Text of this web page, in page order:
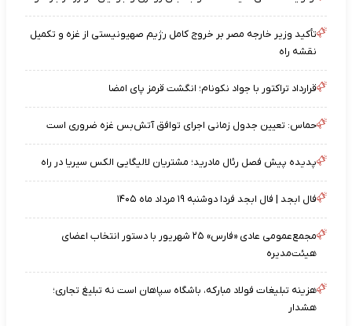
تأکید وزیر خارجه مصر بر خروج کامل رژیم صهیونیستی از غزه و تکمیل
نقشه راه
قرارداد تراکتور با جواد نکونام؛ انگشت قرمز پای امضا
حماس: تعیین جدول زمانی اجرای توافق آتش‌بس غزه ضروری است
پدیده پیش فصل رئال مادرید؛ مشتریان لالیگایی الکس سیریا در راه
فال ابجد | فال ابجد فردا دوشنبه ۱۹ مرداد ماه ۱۴۰۵
مجمع‌عمومی عادی «فارس» ۲۵ شهریور با دستور انتخاب اعضای
هیئت‌مدیره
هزینه تبلیغات فولاد مبارکه، باشگاه سپاهان است نه تبلیغ تجاری؛
هشدار